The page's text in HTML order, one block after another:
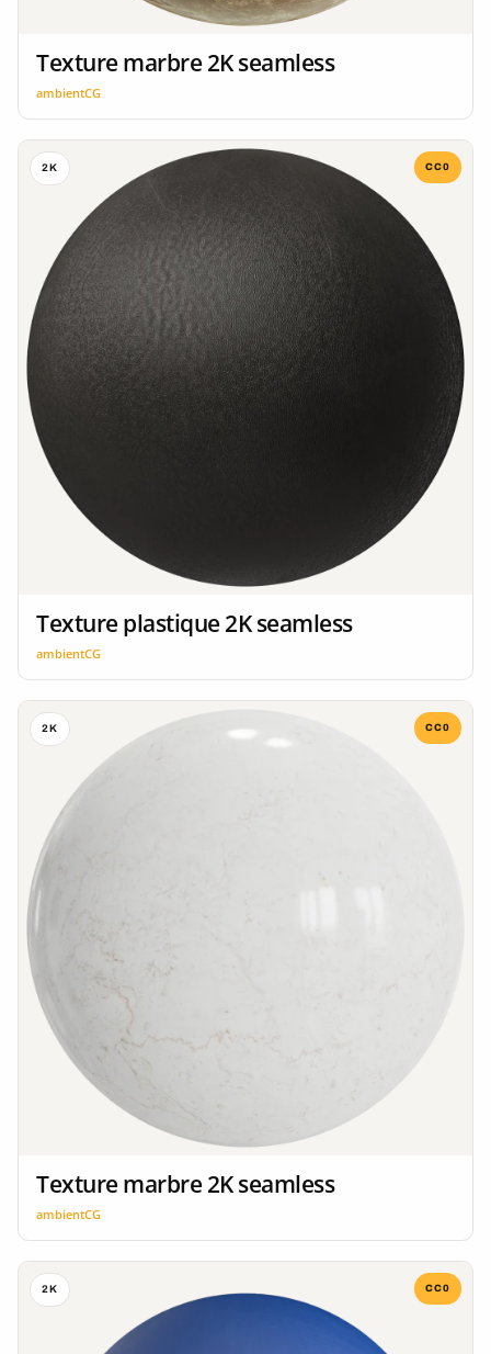
Texture marbre 2K seamless
ambientCG
2K CC0
Texture plastique 2K seamless
ambientCG
2K CC0
Texture marbre 2K seamless
ambientCG
2K CC0